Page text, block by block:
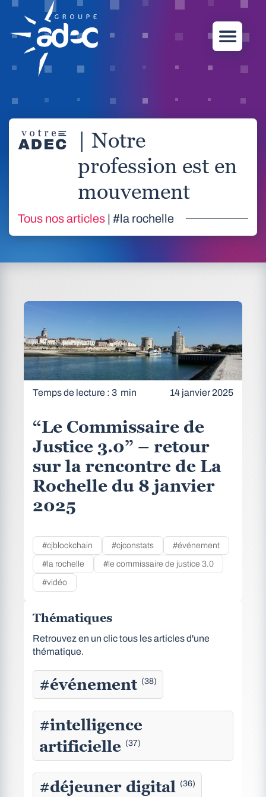
| Notre
profession est en
mouvement
Tous nos articles | #la rochelle
Temps de lecture : 3 min 14 janvier 2025
“Le Commissaire de
Justice 3.0” – retour
sur la rencontre de La
Rochelle du 8 janvier
2025
#cjblockchain #cjconstats #événement
#la rochelle #le commissaire de justice 3.0
#vidéo
Thématiques
Retrouvez en un clic tous les articles d'une
thématique.
#événement (38)
#intelligence
artificielle (37)
#déjeuner digital (36)